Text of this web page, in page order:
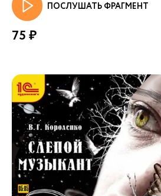
ПОСЛУШАТЬ ФРАГМЕНТ
75 ₽